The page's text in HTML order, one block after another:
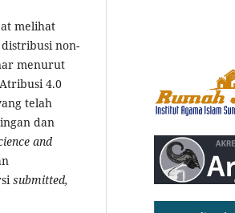
melihat
non-
menurut
4.0
telah
dan
and
submitted,